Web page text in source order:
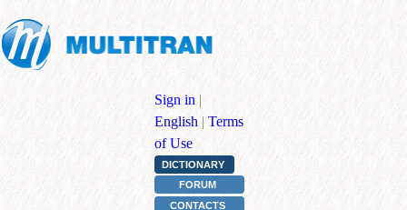
Sign in |
English | Terms
of Use
DICTIONARY
FORUM
CONTACTS